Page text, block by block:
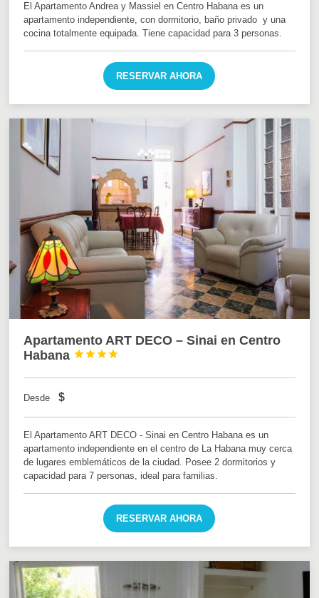
El Apartamento Andrea y Massiel en Centro Habana es un
apartamento independiente, con dormitorio, baño privado y una
cocina totalmente equipada. Tiene capacidad para 3 personas.
RESERVAR AHORA
Apartamento ART DECO – Sinai en Centro
Habana




Desde $
El Apartamento ART DECO - Sinai en Centro Habana es un
apartamento independiente en el centro de La Habana muy cerca
de lugares emblemáticos de la ciudad. Posee 2 dormitorios y
capacidad para 7 personas, ideal para familias.
RESERVAR AHORA